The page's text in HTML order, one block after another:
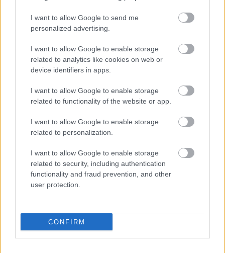
I want to allow Google to send me
personalized advertising.
I want to allow Google to enable storage
related to analytics like cookies on web or
device identifiers in apps.
I want to allow Google to enable storage
related to functionality of the website or app.
I want to allow Google to enable storage
related to personalization.
I want to allow Google to enable storage
related to security, including authentication
functionality and fraud prevention, and other
user protection.
CONFIRM
Mariborba utazik a juniorválogatott
Hétvégén belekezd a Fehérvár junior
Nem fagy a víz Dunaújvárosban sem
Szólj hozzá!
A hozzászóláshoz be kell lépned!